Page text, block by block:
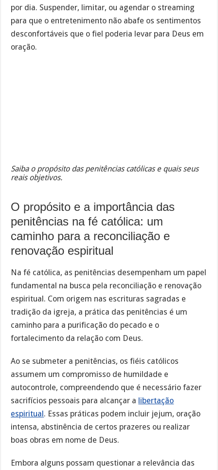
por dia. Suspender, limitar, ou agendar o streaming
para que o entretenimento não abafe os sentimentos
desconfortáveis que o fiel poderia levar para Deus em
oração.
Saiba o propósito das penitências católicas e quais seus
reais objetivos.
O propósito e a importância das
penitências na fé católica: um
caminho para a reconciliação e
renovação espiritual
Na fé católica, as penitências desempenham um papel
fundamental na busca pela reconciliação e renovação
espiritual. Com origem nas escrituras sagradas e
tradição da igreja, a prática das penitências é um
caminho para a purificação do pecado e o
fortalecimento da relação com Deus.
Ao se submeter a penitências, os fiéis católicos
assumem um compromisso de humildade e
autocontrole, compreendendo que é necessário fazer
sacrifícios pessoais para alcançar a libertação
espiritual. Essas práticas podem incluir jejum, oração
intensa, abstinência de certos prazeres ou realizar
boas obras em nome de Deus.
Embora alguns possam questionar a relevância das